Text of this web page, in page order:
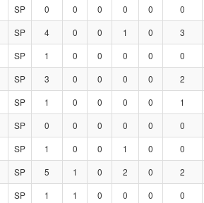
SP 0 0 0 0 0 0
SP 4 0 0 1 0 3
SP 1 0 0 0 0 0
SP 3 0 0 0 0 2
SP 1 0 0 0 0 1
SP 0 0 0 0 0 0
SP 1 0 0 1 0 0
SP 5 1 0 2 0 2
SP 1 1 0 0 0 0